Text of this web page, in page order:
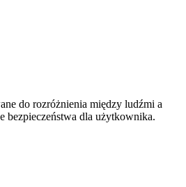
do rozróżnienia między ludźmi a
bezpieczeństwa dla użytkownika.